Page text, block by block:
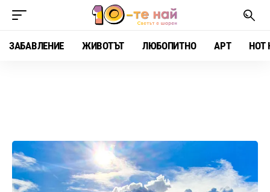
ЗАБАВЛЕНИЕ ЖИВОТЪТ ЛЮБОПИТНО АРТ HOT